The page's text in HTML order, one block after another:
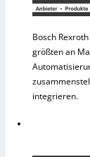
Bosch
größten an
integrieren.